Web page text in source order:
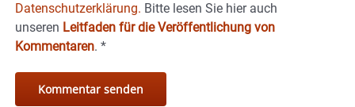
Datenschutzerklärung. Bitte lesen Sie hier auch
unseren Leitfaden für die Veröffentlichung von
Kommentaren. *